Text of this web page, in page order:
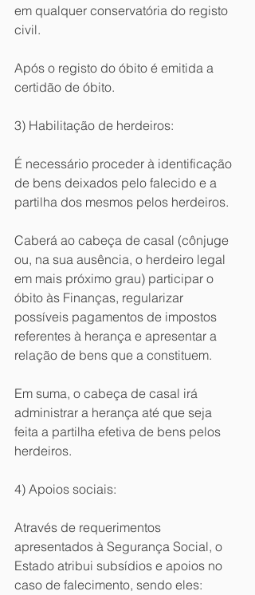
em qualquer conservatória do registo
civil.
Após o registo do óbito é emitida a
certidão de óbito.
3) Habilitação de herdeiros:
É necessário proceder à identificação
de bens deixados pelo falecido e a
partilha dos mesmos pelos herdeiros.
Caberá ao cabeça de casal (cônjuge
ou, na sua ausência, o herdeiro legal
em mais próximo grau) participar o
óbito às Finanças, regularizar
possíveis pagamentos de impostos
referentes à herança e apresentar a
relação de bens que a constituem.
Em suma, o cabeça de casal irá
administrar a herança até que seja
feita a partilha efetiva de bens pelos
herdeiros.
4) Apoios sociais:
Através de requerimentos
apresentados à Segurança Social, o
Estado atribui subsídios e apoios no
caso de falecimento, sendo eles: